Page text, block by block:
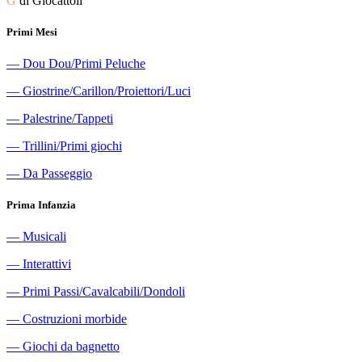
Primi Mesi
― Dou Dou/Primi Peluche
― Giostrine/Carillon/Proiettori/Luci
― Palestrine/Tappeti
― Trillini/Primi giochi
― Da Passeggio
Prima Infanzia
― Musicali
― Interattivi
― Primi Passi/Cavalcabili/Dondoli
― Costruzioni morbide
― Giochi da bagnetto